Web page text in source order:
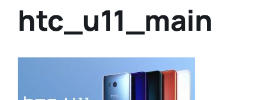
htc_u11_main